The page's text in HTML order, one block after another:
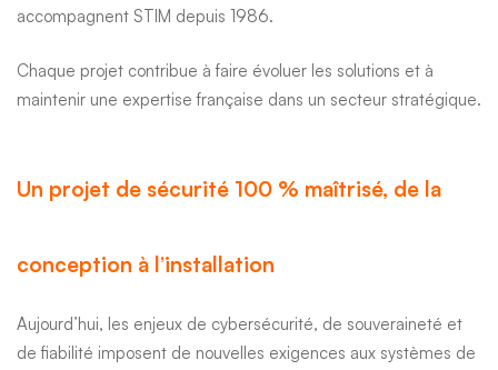
accompagnent STIM depuis 1986.
Chaque projet contribue à faire évoluer les solutions et à
maintenir une expertise française dans un secteur stratégique.
Un projet de sécurité 100 % maîtrisé, de la
conception à l’installation
Aujourd’hui, les enjeux de cybersécurité, de souveraineté et
de fiabilité imposent de nouvelles exigences aux systèmes de